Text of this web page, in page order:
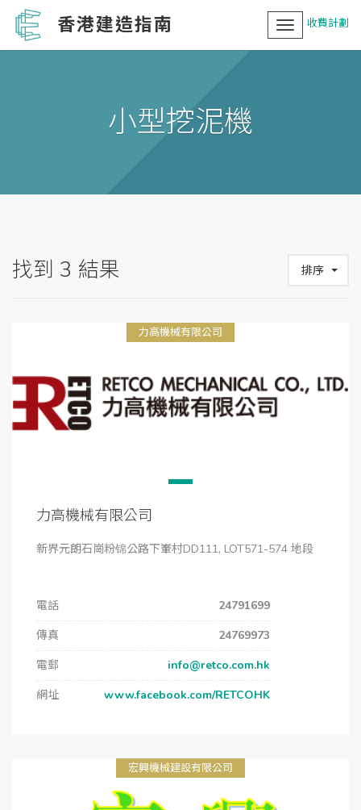
香港建造指南 收費計劃
Toggle
navigation
小型挖泥機
找到 3 結果 排序
力高機械有限公司
力高機械有限公司
新界元朗石崗粉锦公路下輋村DD111, LOT571-574 地段
電話
24791699
傳真
24769973
電郵
info@retco.com.hk
網址
www.facebook.com/RETCOHK
宏興機械建設有限公司